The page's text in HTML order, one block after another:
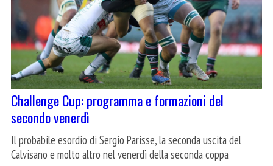
Challenge Cup: programma e formazioni del
secondo venerdì
Il probabile esordio di Sergio Parisse, la seconda uscita del
Calvisano e molto altro nel venerdì della seconda coppa